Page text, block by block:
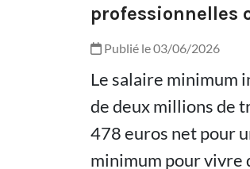
professionnelles
Publié le 03/06/2026
Le salaire minimum
de deux millions de
478 euros net pour
minimum pour vivre